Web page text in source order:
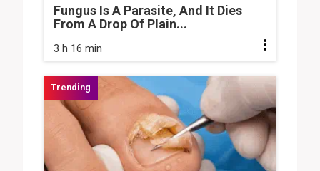
Fungus Is A Parasite, And It Dies
From A Drop Of Plain...
3 h 16 min